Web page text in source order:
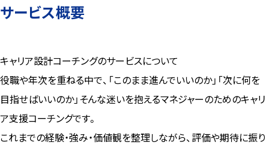
お約束／お願い
運営会社
利用規約
プライバシーポリシー
特定商取引法に基づく表記
サービス概要
キャリア設計コーチングのサービスについて
役職や年次を重ねる中で、「このまま進んでいいのか」「次に何を
目指せばいいのか」そんな迷いを抱えるマネジャーのためのキャリ
ア支援コーチングです。
これまでの経験・強み・価値観を整理しながら、評価や期待に振り